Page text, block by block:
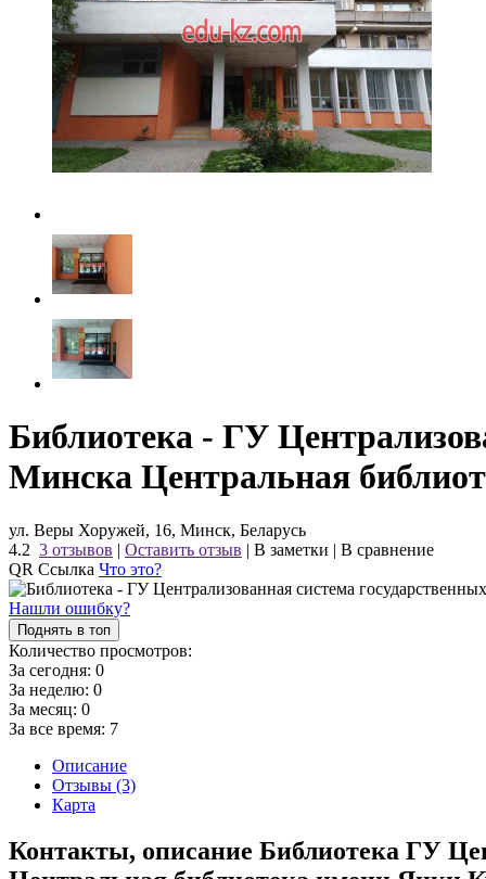
Библиотека - ГУ
Минска Центральная
ул. Веры Хоружей, 16, Минск, Беларусь
4.2 3 отзывов | Оставить отзыв | В заметки | В сравнение
QR Ссылка Что это?
Нашли ошибку?
Поднять в топ
Количество просмотров:
За сегодня: 0
За неделю: 0
За месяц: 0
За все время: 7
Описание
Отзывы (3)
Карта
Контакты, описание Библиотека ГУ